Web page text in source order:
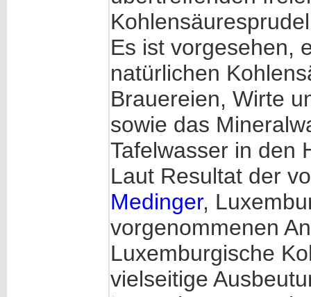
Es ist vorgesehen,
natürlichen
Brauereien, Wirte
sowie das
Tafelwasser in den
Laut Resultat der
Medinger,
vorgenommenen
Luxemburgische
vielseitige